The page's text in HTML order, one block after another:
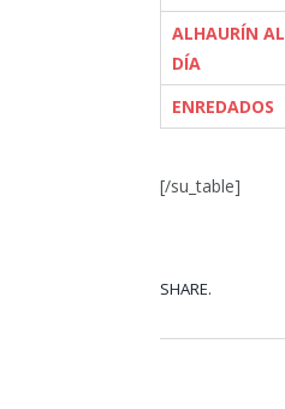
ALHAURÍN AL
DÍA
ENREDADOS
[/su_table]
SHARE.